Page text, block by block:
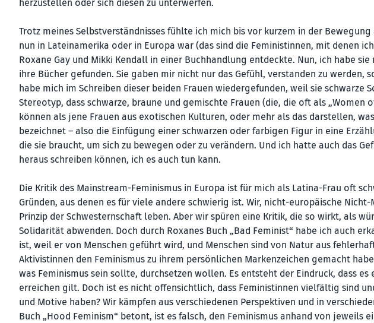
herzustellen oder sich diesen zu unterwerfen.
Trotz meines Selbstverständnisses fühlte ich mich bis vor kurzem in der
nun in Lateinamerika oder in Europa war (das sind die Feministinnen, mit denen
Roxane Gay und Mikki Kendall in einer Buchhandlung entdeckte. Nun, ich habe
ihre Bücher gefunden. Sie gaben mir nicht nur das Gefühl, verstanden zu werden,
habe mich im Schreiben dieser beiden Frauen wiedergefunden, weil sie schwarze
Stereotyp, dass schwarze, braune und gemischte Frauen (die, die oft als „Women
können als jene Frauen aus exotischen Kulturen, oder mehr als das darstellen,
bezeichnet – also die Einfügung einer schwarzen oder farbigen Figur in eine
die sie braucht, um sich zu bewegen oder zu verändern. Und ich hatte auch das
heraus schreiben können, ich es auch tun kann.
Die Kritik des Mainstream-Feminismus in Europa ist für mich als Latina-Frau oft
Gründen, aus denen es für viele andere schwierig ist. Wir, nicht-europäische
Prinzip der Schwesternschaft leben. Aber wir spüren eine Kritik, die so wirkt, als
Solidarität abwenden. Doch durch Roxanes Buch „Bad Feminist“ habe ich auch
ist, weil er von Menschen geführt wird, und Menschen sind von Natur aus
Aktivistinnen den Feminismus zu ihrem persönlichen Markenzeichen gemacht
was Feminismus sein sollte, durchsetzen wollen. Es entsteht der Eindruck, dass es
erreichen gilt. Doch ist es nicht offensichtlich, dass Feministinnen vielfältig sind
und Motive haben? Wir kämpfen aus verschiedenen Perspektiven und in
Buch „Hood Feminism“ betont, ist es falsch, den Feminismus anhand von jeweils